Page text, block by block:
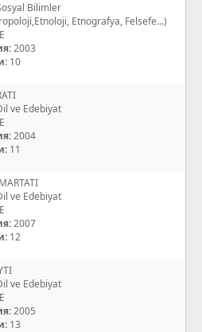
Bilimler
Etnografya, Felsefe...)
2003
10
ve Edebiyat
2004
11
ve Edebiyat
2007
12
ve Edebiyat
2005
13